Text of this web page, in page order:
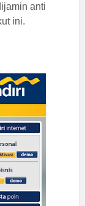
anti
ini.